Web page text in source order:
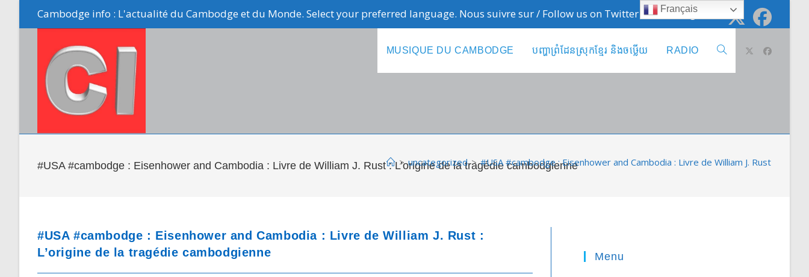
Cambodge info : L'actualité du Cambodge et du Monde. Select your preferred language. Nous suivre sur / Follow us on Twitter @cambodge_info
MUSIQUE DU CAMBODGE បញ្ហាព្រំដែនស្រុកខ្មែរ និងចឞ្លើយ RADIO Toggle
#USA #cambodge : Eisenhower and Cambodia : Livre de William J. Rust : L’origine de la tragédie cambodgienne
> uncategorized > #USA #cambodge : Eisenhower and Cambodia : Livre de William J. Rust :
#USA #cambodge : Eisenhower and Cambodia : Livre de William J. Rust :
L’origine de la tragédie cambodgienne
Menu
Français